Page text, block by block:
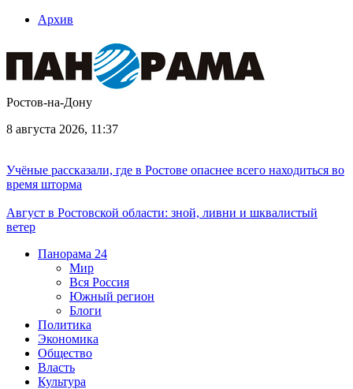
Архив
Ростов-на-Дону
8 августа 2026, 11:37
Учёные рассказали, где в Ростове опаснее всего находиться во
время шторма
Август в Ростовской области: зной, ливни и шквалистый
ветер
Панорама 24
Мир
Вся Россия
Южный регион
Блоги
Политика
Экономика
Общество
Власть
Культура